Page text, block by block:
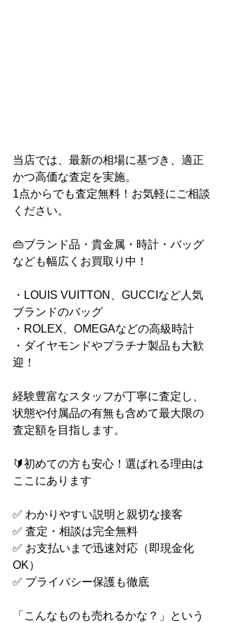
当店では、最新の相場に基づき、適正
かつ高価な査定を実施。
1点からでも査定無料！お気軽にご相談
ください。
👜ブランド品・貴金属・時計・バッグ
なども幅広くお買取り中！
・LOUIS VUITTON、GUCCIなど人気
ブランドのバッグ
・ROLEX、OMEGAなどの高級時計
・ダイヤモンドやプラチナ製品も大歓
迎！
経験豊富なスタッフが丁寧に査定し、
状態や付属品の有無も含めて最大限の
査定額を目指します。
🔰初めての方も安心！選ばれる理由は
ここにあります
✅ わかりやすい説明と親切な接客
✅ 査定・相談は完全無料
✅ お支払いまで迅速対応（即現金化
OK）
✅ プライバシー保護も徹底
「こんなものも売れるかな？」という